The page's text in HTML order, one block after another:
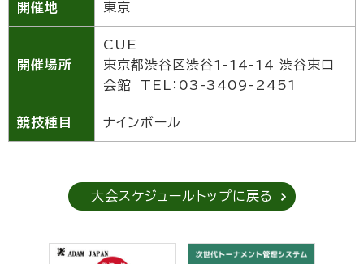
開催地 東京
開催場所
CUE
東京都渋谷区渋谷1-14-14 渋谷東口
会館 TEL：03-3409-2451
競技種目 ナインボール
大会スケジュールトップに戻る